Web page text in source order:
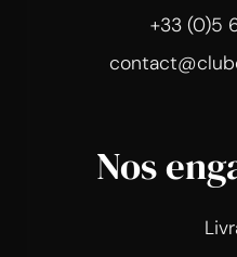
+33 (0)5
Nos